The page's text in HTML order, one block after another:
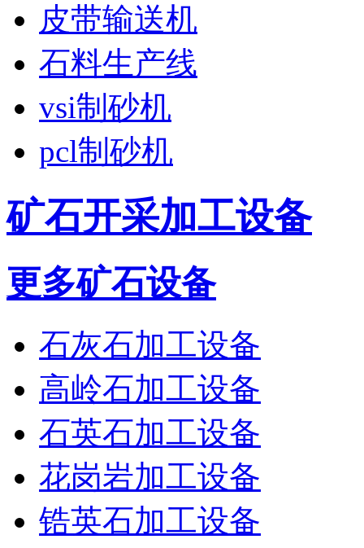
皮带输送机
石料生产线
vsi制砂机
pcl制砂机
矿石开采加工设备
更多矿石设备
石灰石加工设备
高岭石加工设备
石英石加工设备
花岗岩加工设备
锆英石加工设备